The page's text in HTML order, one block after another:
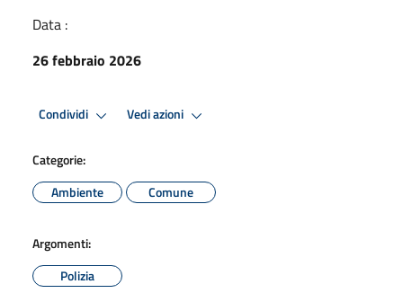
Data :
26 febbraio 2026
Condividi Vedi azioni
Categorie:
Ambiente
Comune
Argomenti:
Polizia